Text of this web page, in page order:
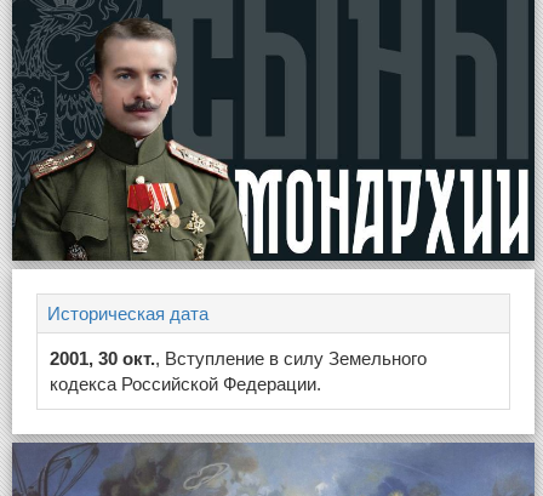
Историческая дата
2001, 30 окт., Вступление в силу Земельного
кодекса Российской Федерации.